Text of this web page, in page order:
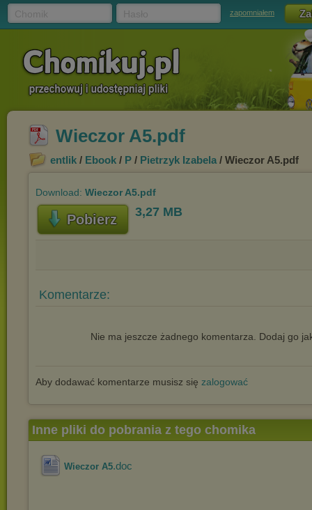
zapomniałem
Wieczor A5.pdf
entlik / Ebook / P / Pietrzyk Izabela / Wieczor A5.pdf
Download: Wieczor A5.pdf
Pobierz 3,27 MB
Komentarze:
Nie ma jeszcze żadnego komentarza. Dodaj go
Aby dodawać komentarze musisz się zalogować
Inne pliki do pobrania z tego chomika
Wieczor A5.doc